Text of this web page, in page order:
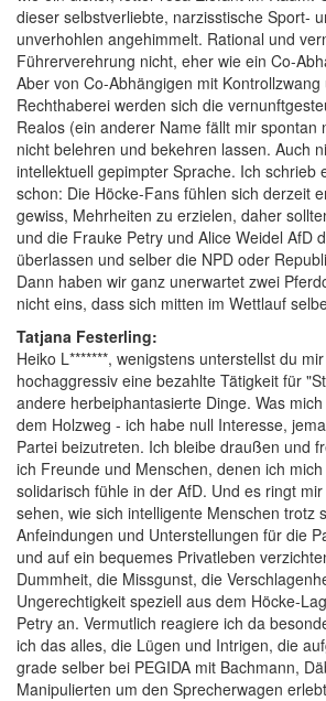
dieser selbstverliebte, narzisstische Sport-
unverhohlen angehimmelt. Rational und
Führerverehrung nicht, eher wie ein Co-
Aber von Co-Abhängigen mit
Rechthaberei werden sich die
Realos (ein anderer Name fällt mir spontan
nicht belehren und bekehren lassen. Auch
intellektuell gepimpter Sprache. Ich schrieb
schon: Die Höcke-Fans fühlen sich derzeit
gewiss, Mehrheiten zu erzielen, daher
und die Frauke Petry und Alice Weidel AfD
überlassen und selber die NPD oder
Dann haben wir ganz unerwartet zwei
nicht eins, dass sich mitten im Wettlauf
Tatjana Festerling:
Heiko L*******, wenigstens unterstellst du
hochaggressiv eine bezahlte Tätigkeit für
andere herbeiphantasierte Dinge. Was
dem Holzweg - ich habe null Interesse,
Partei beizutreten. Ich bleibe draußen und
ich Freunde und Menschen, denen ich
solidarisch fühle in der AfD. Und es ringt
sehen, wie sich intelligente Menschen trotz
Anfeindungen und Unterstellungen für die
und auf ein bequemes Privatleben
Dummheit, die Missgunst, die
Ungerechtigkeit speziell aus dem Höcke-
Petry an. Vermutlich reagiere ich da
ich das alles, die Lügen und Intrigen, die
grade selber bei PEGIDA mit Bachmann,
Manipulierten um den Sprecherwagen